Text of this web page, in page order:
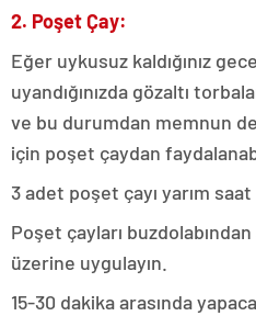
2. Poşet Çay:
Eğer uykusuz kaldığınız
uyandığınızda gözaltı
ve bu durumdan memnun
için poşet çaydan
3 adet poşet çayı yarım
Poşet çayları buzdolabından
üzerine uygulayın.
15-30 dakika arasında